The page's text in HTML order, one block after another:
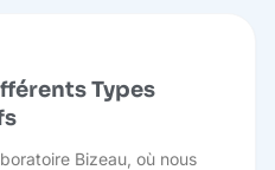
Types
Bizeau, où nous